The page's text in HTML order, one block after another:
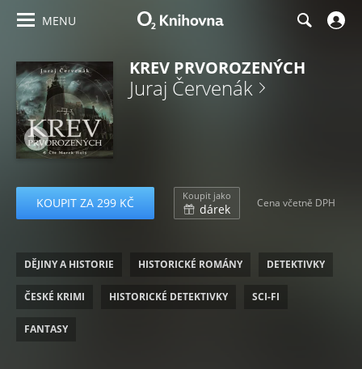
MENU
KREV PRVOROZENÝCH
Juraj Červenák
KOUPIT ZA 299 KČ Koupit jako
dárek Cena včetně DPH
DĚJINY A HISTORIE HISTORICKÉ ROMÁNY DETEKTIVKY
ČESKÉ KRIMI HISTORICKÉ DETEKTIVKY SCI-FI
FANTASY